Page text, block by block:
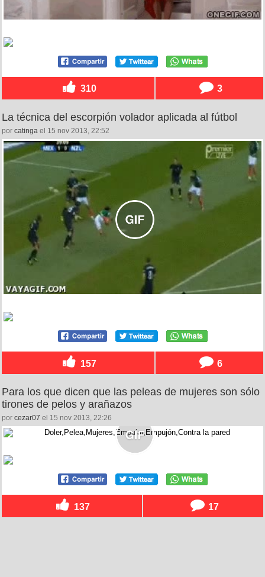
310 3
La técnica del escorpión volador aplicada al fútbol
por catinga el 15 nov 2013, 22:52
157 6
Para los que dicen que las peleas de mujeres son sólo
tirones de pelos y arañazos
por cezar07 el 15 nov 2013, 22:26
137 17